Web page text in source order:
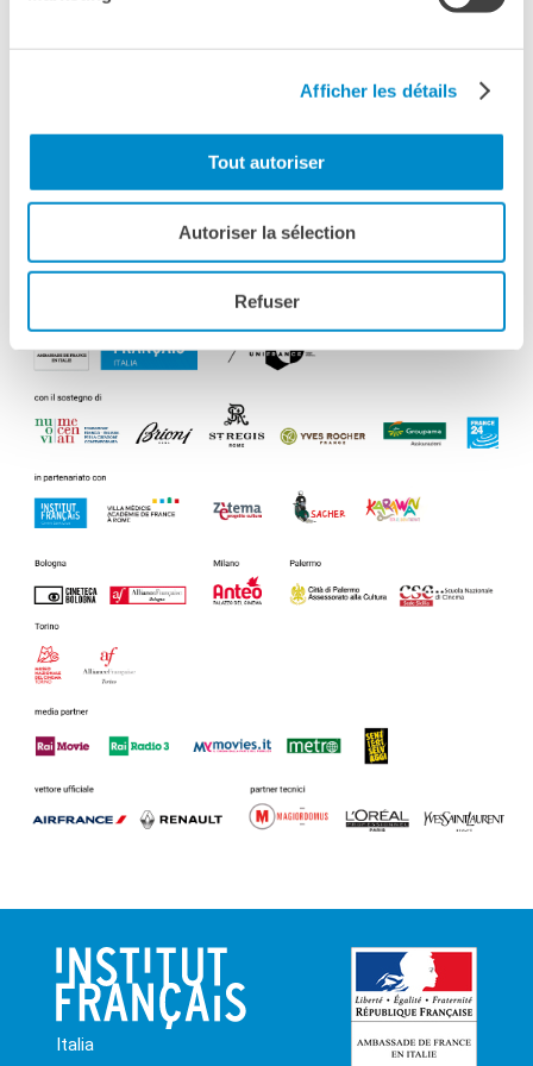
Afficher les détails
Tout autoriser
Autoriser la sélection
Refuser
Philippe; è stato diretto da registi come Bernardo Bertolucci,
Christophe Honoré, Bertrand Bonello, Maïwenn, Rebecca
maschile per Les Amants réguliers) e regista di
cortometraggi (Mes copains, La Règle de trois) e
mediometraggi (Petit Tailleur). Nel 2015 ha realizzato il suo
primo lungometraggio, Les Deux Amis, liberamente ispirato
Musset e presentato fuori concorso alla Semaine de la
Critique di Cannes.
Italia